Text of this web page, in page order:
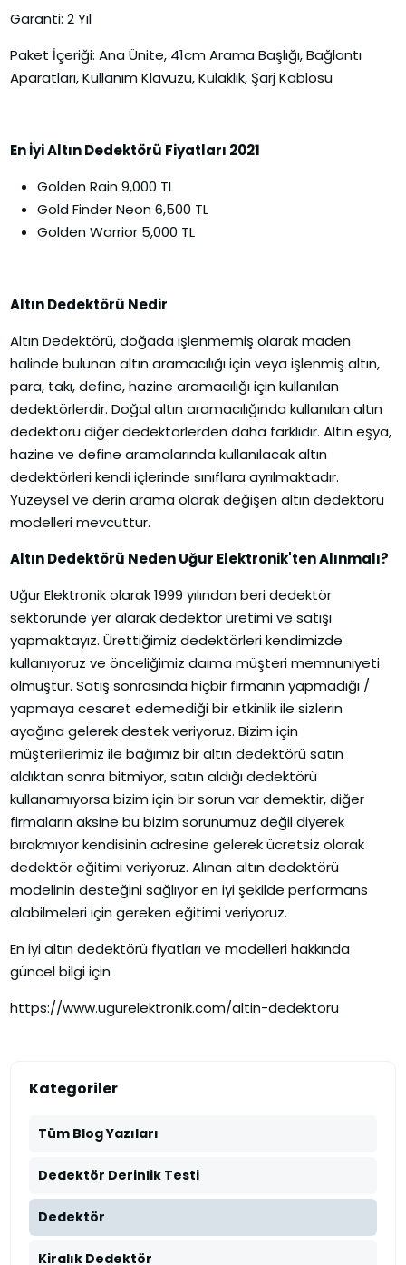
Garanti: 2 Yıl
Paket İçeriği: Ana Ünite, 41cm Arama Başlığı, Bağlantı
Aparatları, Kullanım Klavuzu, Kulaklık, Şarj Kablosu
En İyi Altın Dedektörü Fiyatları 2021
Golden Rain 9,000 TL
Gold Finder Neon 6,500 TL
Golden Warrior 5,000 TL
Altın Dedektörü Nedir
Altın Dedektörü, doğada işlenmemiş olarak maden
halinde bulunan altın aramacılığı için veya işlenmiş altın,
para, takı, define, hazine aramacılığı için kullanılan
dedektörlerdir. Doğal altın aramacılığında kullanılan altın
dedektörü diğer dedektörlerden daha farklıdır. Altın eşya,
hazine ve define aramalarında kullanılacak altın
dedektörleri kendi içlerinde sınıflara ayrılmaktadır.
Yüzeysel ve derin arama olarak değişen altın dedektörü
modelleri mevcuttur.
Altın Dedektörü Neden Uğur Elektronik'ten Alınmalı?
Uğur Elektronik olarak 1999 yılından beri dedektör
sektöründe yer alarak dedektör üretimi ve satışı
yapmaktayız. Ürettiğimiz dedektörleri kendimizde
kullanıyoruz ve önceliğimiz daima müşteri memnuniyeti
olmuştur. Satış sonrasında hiçbir firmanın yapmadığı /
yapmaya cesaret edemediği bir etkinlik ile sizlerin
ayağına gelerek destek veriyoruz. Bizim için
müşterilerimiz ile bağımız bir altın dedektörü satın
aldıktan sonra bitmiyor, satın aldığı dedektörü
kullanamıyorsa bizim için bir sorun var demektir, diğer
firmaların aksine bu bizim sorunumuz değil diyerek
bırakmıyor kendisinin adresine gelerek ücretsiz olarak
dedektör eğitimi veriyoruz. Alınan altın dedektörü
modelinin desteğini sağlıyor en iyi şekilde performans
alabilmeleri için gereken eğitimi veriyoruz.
En iyi altın dedektörü fiyatları ve modelleri hakkında
güncel bilgi için
https://www.ugurelektronik.com/altin-dedektoru
Kategoriler
Tüm Blog Yazıları
Dedektör Derinlik Testi
Dedektör
Kiralık Dedektör